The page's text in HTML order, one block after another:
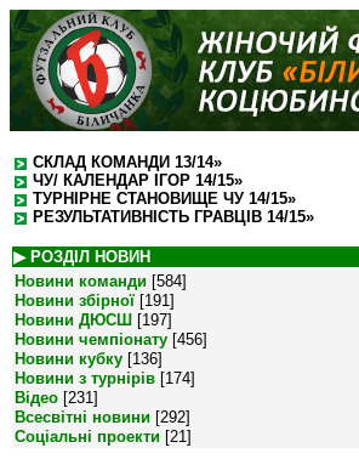
СКЛАД КОМАНДИ 13/14»
ЧУ/ КАЛЕНДАР ІГОР 14/15»
ТУРНІРНЕ СТАНОВИЩЕ ЧУ 14/15»
РЕЗУЛЬТАТИВНІСТЬ ГРАВЦІВ 14/15»
▶ РОЗДІЛ НОВИН
Новини команди [584]
Новини збірної [191]
Новини ДЮСШ [197]
Новини чемпіонату [456]
Новини кубку [136]
Новини з турнірів [174]
Відео [231]
Всесвітні новини [292]
Соціальні проекти [21]